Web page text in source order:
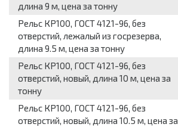
длина 9 м, цена за тонну
Рельс КР100, ГОСТ 4121-96, без
отверстий, лежалый из госрезерва,
длина 9.5 м, цена за тонну
Рельс КР100, ГОСТ 4121-96, без
отверстий, новый, длина 10 м, цена за
тонну
Рельс КР100, ГОСТ 4121-96, без
отверстий, новый, длина 10.5 м, цена за